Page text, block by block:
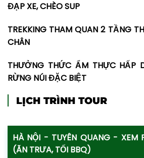
ĐẠP XE, CHÈO SUP
TREKKING THAM QUAN 2 TẦNG
CHÂN
THƯỞNG THỨC ẨM THỰC HẤP
RỪNG NÚI ĐẶC BIỆT
LỊCH TRÌNH TOUR
HÀ NỘI - TUYÊN QUANG - XEM
(ĂN TRƯA, TỐI BBQ)